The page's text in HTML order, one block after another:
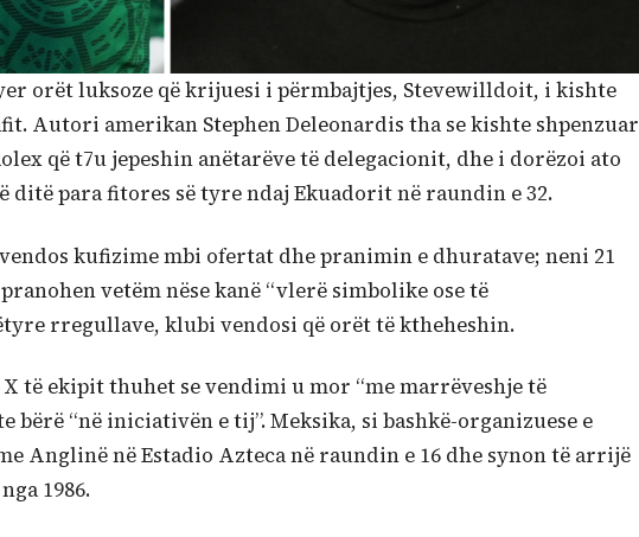
orët luksoze që krijuesi i përmbajtjes, Stevewilldoit, i kishte
Autori amerikan Stephen Deleonardis tha se kishte shpenzuar
që t7u jepeshin anëtarëve të delegacionit, dhe i dorëzoi ato
ditë para fitores së tyre ndaj Ekuadorit në raundin e 32.
kufizime mbi ofertat dhe pranimin e dhuratave; neni 21
vetëm nëse kanë “vlerë simbolike ose të
rregullave, klubi vendosi që orët të ktheheshin.
të ekipit thuhet se vendimi u mor “me marrëveshje të
bërë “në iniciativën e tij”. Meksika, si bashkë-organizuese e
Anglinë në Estadio Azteca në raundin e 16 dhe synon të arrijë
1986.